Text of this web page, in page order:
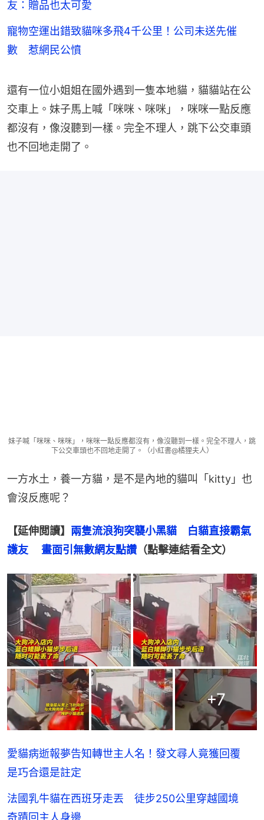
友：贈品也太可愛
寵物空運出錯致貓咪多飛4千公里！公司未送先催
數 惹網民公憤
還有一位小姐姐在國外遇到一隻本地貓，貓貓站在公
交車上。妹子馬上喊「咪咪、咪咪」，咪咪一點反應
都沒有，像沒聽到一樣。完全不理人，跳下公交車頭
也不回地走開了。
妹子喊「咪咪、咪咪」，咪咪一點反應都沒有，像沒聽到一樣。完全不理人，跳
下公交車頭也不回地走開了。（小紅書@橘狸夫人）
一方水土，養一方貓，是不是內地的貓叫「kitty」也
會沒反應呢？
【延伸閲讀】 兩隻流浪狗突襲小黑貓　白貓直接霸氣
護友 　畫面引無數網友點讚 （點擊連結看全文）
+7
愛貓病逝報夢告知轉世主人名！發文尋人竟獲回覆
是巧合還是註定
法國乳牛貓在西班牙走丟 徒步250公里穿越國境